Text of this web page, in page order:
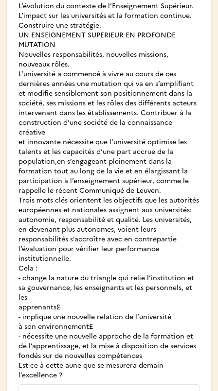
L’évolution du contexte de l’Enseignement Supérieur.
L’impact sur les universités et la formation continue.
Construire une stratégie.
UN ENSEIGNEMENT SUPERIEUR EN PROFONDE
MUTATION
Nouvelles responsabilités, nouvelles missions,
nouveaux rôles.
L’université a commencé à vivre au cours de ces
dernières années une mutation qui va en s’amplifiant
et modifie sensiblement son positionnement dans la
société, ses missions et les rôles des différents acteurs
intervenant dans les établissements. Contribuer à la
construction d’une société de la connaissance
créative
et innovante nécessite que l’université optimise les
talents et les capacités d’une part accrue de la
population,en s’engageant pleinement dans la
formation tout au long de la vie et en élargissant la
participation à l’enseignement supérieur, comme le
rappelle le récent Communiqué de Leuven.
Trois mots clés orientent les objectifs que les autorités
européennes et nationales assignent aux universités:
autonomie, responsabilité et qualité. Les universités,
en devenant plus autonomes, voient leurs
responsabilités s’accroître avec en contrepartie
l’évaluation pour vérifier leur performance
institutionnelle.
Cela :
- change la nature du triangle qui relie l’institution et
sa gouvernance, les enseignants et les personnels, et
les
apprenants£
- implique une nouvelle relation de l’université
à son environnement£
- nécessite une nouvelle approche de la formation et
de l’apprentissage, et la mise à disposition de services
fondés sur de nouvelles compétences
Est-ce à cette aune que se mesurera demain
l’excellence ?